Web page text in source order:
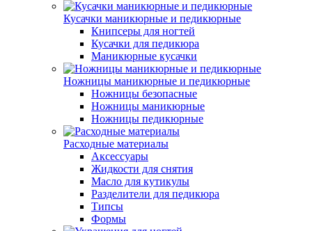
Кусачки маникюрные и педикюрные
Книпсеры для ногтей
Кусачки для педикюра
Маникюрные кусачки
Ножницы маникюрные и педикюрные
Ножницы безопасные
Ножницы маникюрные
Ножницы педикюрные
Расходные материалы
Аксессуары
Жидкости для снятия
Масло для кутикулы
Разделители для педикюра
Типсы
Формы